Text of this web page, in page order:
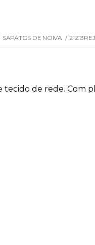
SAPATOS DE NOIVA /
tecido de rede. Com